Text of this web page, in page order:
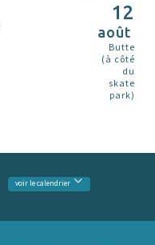
12
août
Butte
(à côté
du
skate
park)
voir le calendrier